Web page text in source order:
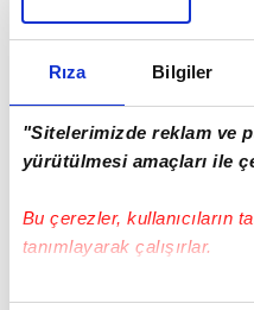
Rıza Bilgiler
"Sitelerimizde reklam ve
yürütülmesi amaçları ile
Bu çerezler, kullanıcıların
tanımlayarak çalışırlar.
Bu çerezlere izin vermeniz